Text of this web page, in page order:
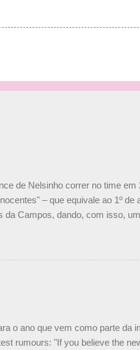
de Nelsinho correr no time em
– que equivale ao 1º de
Campos, dando, com isso,
será o companheiro de Bruno
Audetto. “Mas depois de ter
ainda que não tem nada
o ano que vem como parte da
rumours: "If you believe the